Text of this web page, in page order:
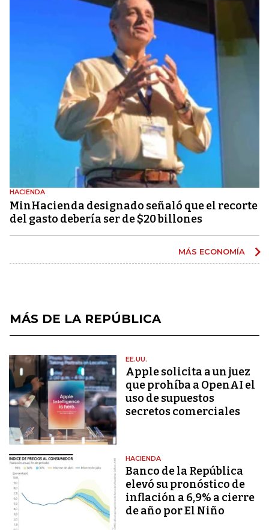
HACIENDA
MinHacienda designado señaló que el recorte
del gasto debería ser de $20 billones
MÁS ECONOMÍA
MÁS DE LA REPÚBLICA
EE.UU.
Apple solicita a un juez
que prohíba a OpenAI el
uso de supuestos
secretos comerciales
HACIENDA
Banco de la República
elevó su pronóstico de
inflación a 6,9% a cierre
de año por El Niño